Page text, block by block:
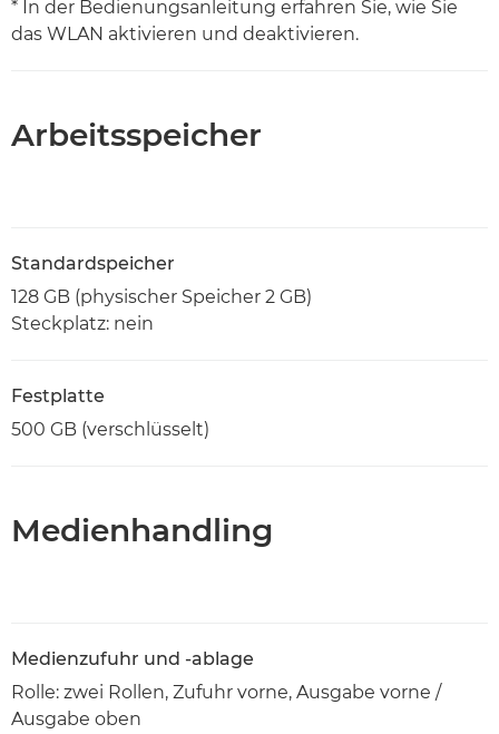
* In der Bedienungsanleitung erfahren Sie, wie Sie
das WLAN aktivieren und deaktivieren.
Arbeitsspeicher
Standardspeicher
128 GB (physischer Speicher 2 GB)
Steckplatz: nein
Festplatte
500 GB (verschlüsselt)
Medienhandling
Medienzufuhr und -ablage
Rolle: zwei Rollen, Zufuhr vorne, Ausgabe vorne /
Ausgabe oben